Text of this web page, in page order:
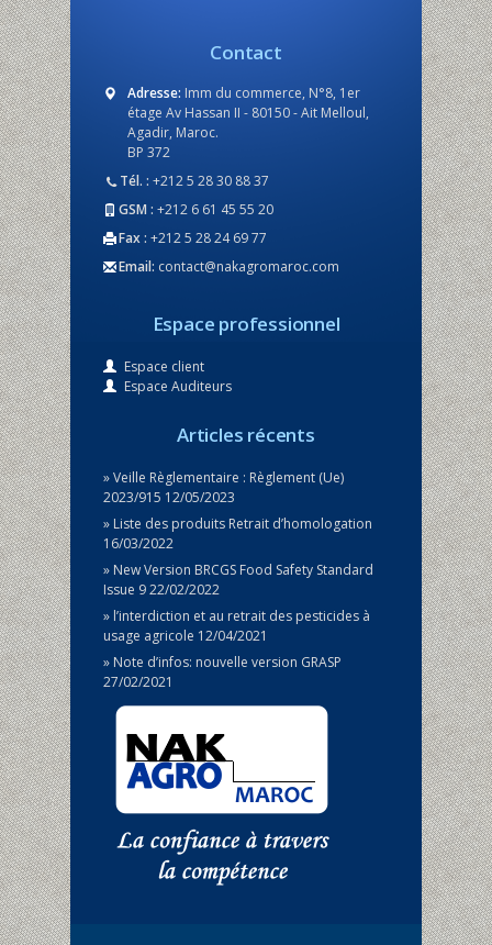
Contact
Adresse: Imm du commerce, N°8, 1er
étage Av Hassan II - 80150 - Ait Melloul,
Agadir, Maroc.
BP 372
Tél. : +212 5 28 30 88 37
GSM : +212 6 61 45 55 20
Fax : +212 5 28 24 69 77
Email: contact@nakagromaroc.com
Espace professionnel
Espace client
Espace Auditeurs
Articles récents
Veille Règlementaire : Règlement (Ue)
2023/915 12/05/2023
Liste des produits Retrait d’homologation
16/03/2022
New Version BRCGS Food Safety Standard
Issue 922/02/2022
l’interdiction et au retrait des pesticides à
usage agricole 12/04/2021
Note d’infos: nouvelle version GRASP
27/02/2021